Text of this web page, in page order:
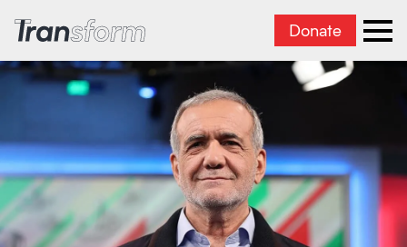
Transform Iran Donate